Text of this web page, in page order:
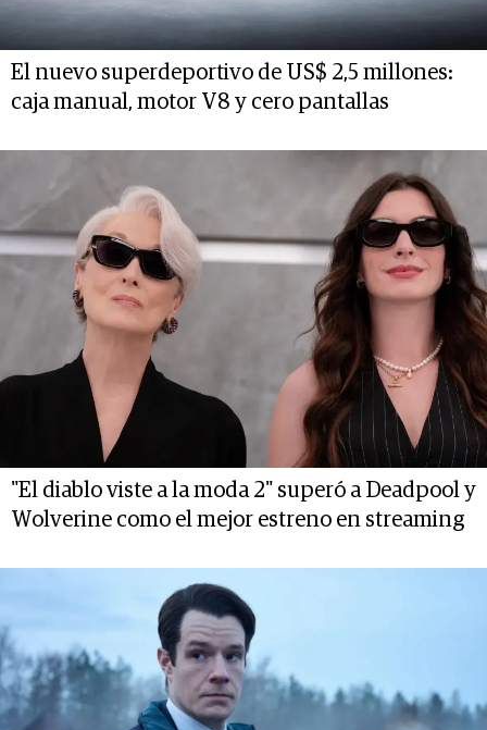
El nuevo superdeportivo de US$ 2,5 millones:
caja manual, motor V8 y cero pantallas
"El diablo viste a la moda 2" superó a Deadpool y
Wolverine como el mejor estreno en streaming